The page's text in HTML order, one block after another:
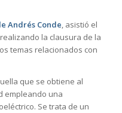
Andrés Conde, asistió el
la clausura de la
temas relacionados con
que se obtiene al
empleando una
Se trata de un